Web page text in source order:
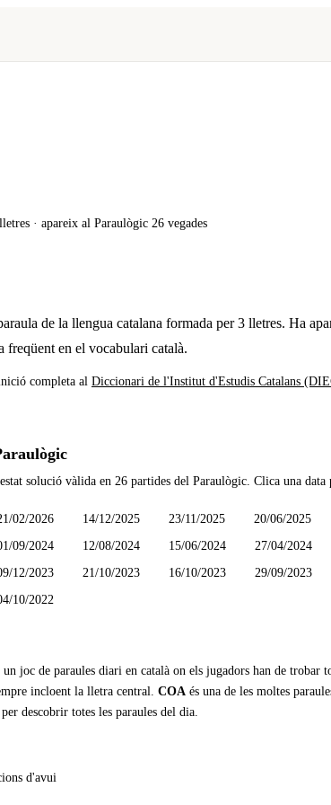
lletres · apareix al Paraulògic 26 vegades
de la llengua catalana formada per 3 lletres. Ha
freqüent en el vocabulari català.
completa al Diccionari de l'Institut d'Estudis Catalans
solució vàlida en 26 partides del Paraulògic. Clica una data
02/2026 14/12/2025 23/11/2025 20/06/2025
09/2024 12/08/2024 15/06/2024 27/04/2024
12/2023 21/10/2023 16/10/2023 29/09/2023
10/2022
joc de paraules diari en català on els jugadors han de trobar
incloent la lletra central. COA és una de les moltes
per descobrir totes les paraules del dia.
d'avui